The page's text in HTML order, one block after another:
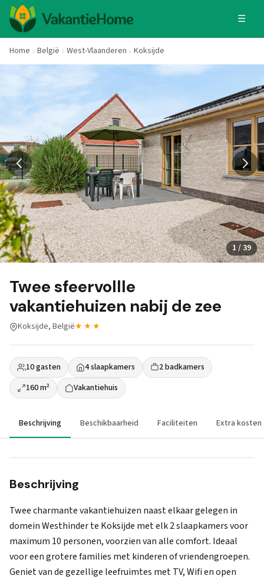
☰
Home België West-Vlaanderen Koksijde
1 / 39
Twee sfeervollle
vakantiehuizen nabij de zee
Koksijde, België★★★
10 gasten 4 slaapkamers
2 badkamers
160 m²
Vakantiehuis
Beschrijving Beschikbaarheid Faciliteiten Extra kosten
Beschrijving
Twee charmante vakantiehuizen naast elkaar gelegen in
domein Westhinder te Koksijde met elk 2 slaapkamers voor
maximum 10 personen, voorzien van alle comfort. Ideaal
voor een grotere families met kinderen of vriendengroepen.
Geniet van de gezellige leefruimtes met TV, Wifi en open